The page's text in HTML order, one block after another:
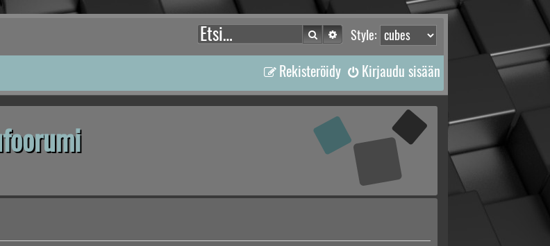
Style:
Etsi Tarkennettu haku
Kirjaudu sisään
Rekisteröidy